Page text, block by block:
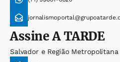
AssineA TARDE
Salvador e Região Metropolitana